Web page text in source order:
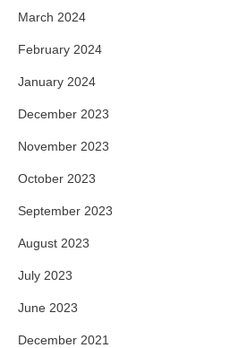
March 2024
February 2024
January 2024
December 2023
November 2023
October 2023
September 2023
August 2023
July 2023
June 2023
December 2021